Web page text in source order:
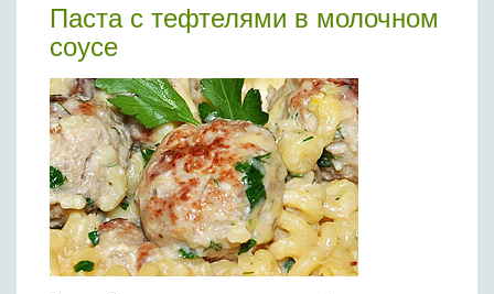
Бобовые
Яйца
Крупы
Паста с тефтелями в молочном
соусе